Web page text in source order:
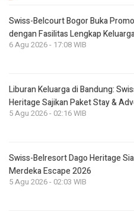
Swiss-Belcourt Bogor Buka
dengan Fasilitas Lengkap
6 Agu 2026 - 17:08 WIB
Liburan Keluarga di Bandung:
Heritage Sajikan Paket Stay &
5 Agu 2026 - 02:16 WIB
Swiss-Belresort Dago Heritage
Merdeka Escape 2026
5 Agu 2026 - 02:03 WIB